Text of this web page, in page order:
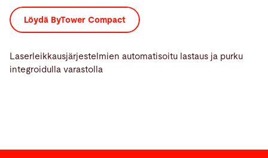
Löydä ByTower Compact
Laserleikkausjärjestelmien automatisoitu lastaus ja purku
integroidulla varastolla